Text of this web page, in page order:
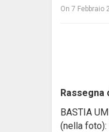
On 7 Febbraio
BASTIA
(nella